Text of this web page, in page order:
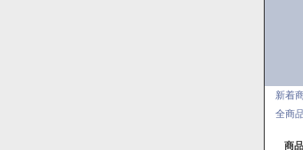
新着
全商品
商